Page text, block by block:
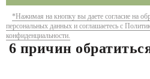
*Нажимая на кнопку вы даете согласие на
персональных данных и соглашаетесь с
конфиденциальности.
6 причин